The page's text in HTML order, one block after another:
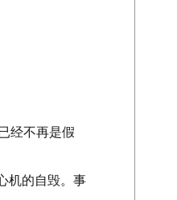
经不再是假
机的自毁。事